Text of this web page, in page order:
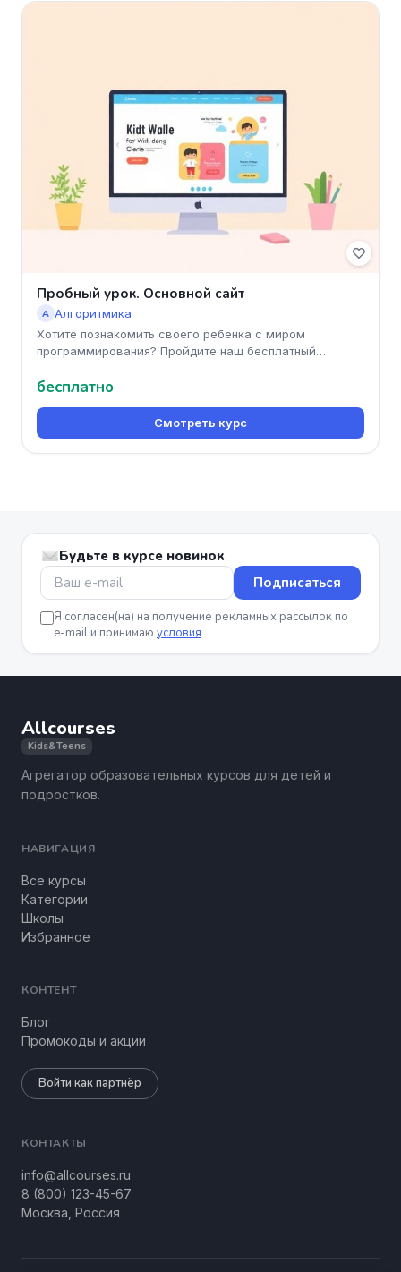
Пробный урок. Основной сайт
А Алгоритмика
Хотите познакомить своего ребенка с миром
программирования? Пройдите наш бесплатный
бесплатно
Смотреть курс
Будьте в курсе новинок
Подписаться
Я согласен(на) на получение рекламных рассылок по
e-mail и принимаю условия
Allcourses
Kids&Teens
Агрегатор образовательных курсов для детей и
подростков.
НАВИГАЦИЯ
Все курсы
Категории
Школы
Избранное
КОНТЕНТ
Блог
Промокоды и акции
Войти как партнёр
КОНТАКТЫ
info@allcourses.ru
8 (800) 123-45-67
Москва, Россия